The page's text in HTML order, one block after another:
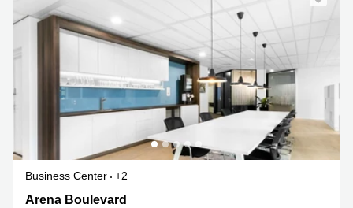
Business Center
+2
Amsterdam Arena Boulevard 65-71, Amsterdam
Arena Boulevard